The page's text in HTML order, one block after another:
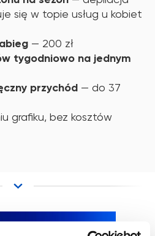
się w topie usług u kobiet
— 200 zł
tygodniowo na jednym
przychód — do 37
grafiku, bez kosztów